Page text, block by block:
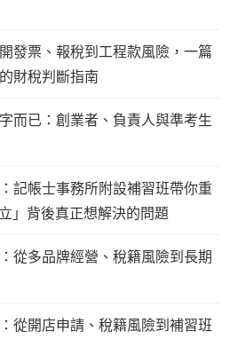
發票、報稅到工程款風險，一篇
財稅判斷指南
而已：創業者、負責人與準考生
記帳士事務所附設補習班帶你重
」背後真正想解決的問題
從多品牌經營、稅籍風險到長期
從開店申請、稅籍風險到補習班